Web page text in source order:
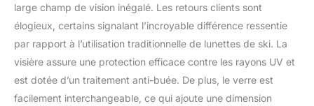
large champ de vision inégalé. Les retours clients sont
élogieux, certains signalant l’incroyable différence ressentie
par rapport à l’utilisation traditionnelle de lunettes de ski. La
visière assure une protection efficace contre les rayons UV et
est dotée d’un traitement anti-buée. De plus, le verre est
facilement interchangeable, ce qui ajoute une dimension